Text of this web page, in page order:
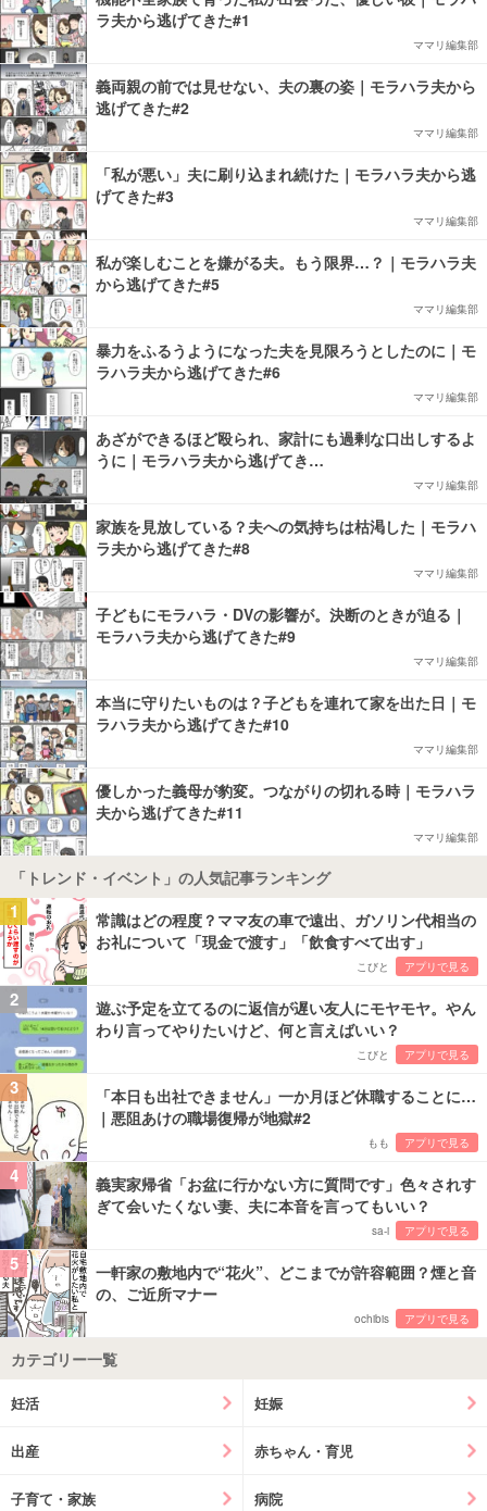
ラ夫から逃げてきた#1
ママリ編集部
義両親の前では見せない、夫の裏の姿｜モラハラ夫から
逃げてきた#2
ママリ編集部
「私が悪い」夫に刷り込まれ続けた｜モラハラ夫から逃
げてきた#3
ママリ編集部
私が楽しむことを嫌がる夫。もう限界…？｜モラハラ夫
から逃げてきた#5
ママリ編集部
暴力をふるうようになった夫を見限ろうとしたのに｜モ
ラハラ夫から逃げてきた#6
ママリ編集部
あざができるほど殴られ、家計にも過剰な口出しするよ
うに｜モラハラ夫から逃げてき…
ママリ編集部
家族を見放している？夫への気持ちは枯渇した｜モラハ
ラ夫から逃げてきた#8
ママリ編集部
子どもにモラハラ・DVの影響が。決断のときが迫る｜
モラハラ夫から逃げてきた#9
ママリ編集部
本当に守りたいものは？子どもを連れて家を出た日｜モ
ラハラ夫から逃げてきた#10
ママリ編集部
優しかった義母が豹変。つながりの切れる時｜モラハラ
夫から逃げてきた#11
ママリ編集部
「トレンド・イベント」の人気記事ランキング
1
常識はどの程度？ママ友の車で遠出、ガソリン代相当の
お礼について「現金で渡す」「飲食すべて出す」
こびと アプリで見る
2
遊ぶ予定を立てるのに返信が遅い友人にモヤモヤ。やん
わり言ってやりたいけど、何と言えばいい？
こびと アプリで見る
3
「本日も出社できません」一か月ほど休職することに…
｜悪阻あけの職場復帰が地獄#2
もも アプリで見る
4
義実家帰省「お盆に行かない方に質問です」色々されす
ぎて会いたくない妻、夫に本音を言ってもいい？
sa-i アプリで見る
5
一軒家の敷地内で“花火”、どこまでが許容範囲？煙と音
の、ご近所マナー
ochibis アプリで見る
カテゴリー一覧
妊活 妊娠
出産 赤ちゃん・育児
子育て・家族 病院